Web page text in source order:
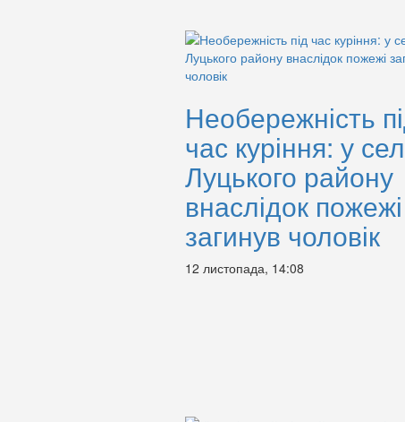
Необережність
час куріння: у
Луцького району
внаслідок пожежі
загинув чоловік
12 листопада, 14:08